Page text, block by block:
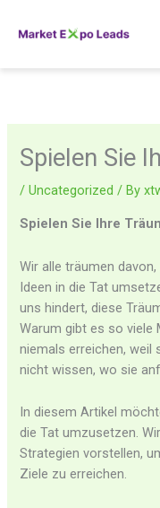
Spielen Sie
/Uncategorized / By
Spielen Sie Ihre
Wir alle träumen
Ideen in die Tat
uns hindert, diese
Warum gibt es so viele
niemals erreichen, weil
nicht wissen, wo sie
In diesem Artikel
die Tat umzusetzen.
Strategien vorstellen,
Ziele zu erreichen.